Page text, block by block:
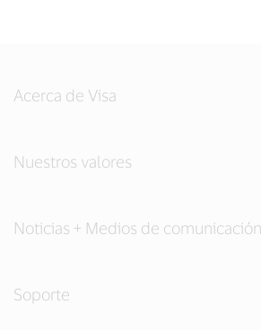
Acerca de Visa
Nuestros valores
Noticias + Medios de comunicación
Soporte